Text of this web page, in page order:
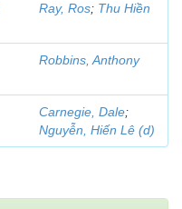
Ray, Ros; Thu Hiền
Robbins, Anthony
Carnegie, Dale;
Nguyễn, Hiến Lê (d)